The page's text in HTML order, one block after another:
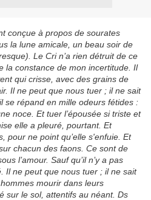
conçue à propos de sourates
la lune amicale, un beau soir de
Le Cri n’a rien détruit de ce
la constance de mon incertitude. Il
qui crisse, avec des grains de
Il ne peut que nous tuer ; il ne sait
se répand en mille odeurs fétides :
noce. Et tuer l’épousée si triste et
elle a pleuré, pourtant. Et
pour ne point qu’elle s'enfuie. Et
chacun des faons. Ce sont de
l’amour. Sauf qu’il n’y a pas
Il ne peut que nous tuer ; il ne sait
mourir dans leurs
sur le sol, attentifs au néant. Ds